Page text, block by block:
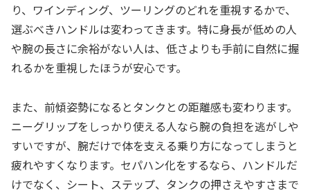
り、ワインディング、ツーリングのどれを重視するかで、
選ぶべきハンドルは変わってきます。特に身長が低めの人
や腕の長さに余裕がない人は、低さよりも手前に自然に握
れるかを重視したほうが安心です。
また、前傾姿勢になるとタンクとの距離感も変わります。
ニーグリップをしっかり使える人なら腕の負担を逃がしや
すいですが、腕だけで体を支える乗り方になってしまうと
疲れやすくなります。セパハン化をするなら、ハンドルだ
けでなく、シート、ステップ、タンクの押さえやすさまで